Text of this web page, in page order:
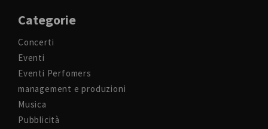
Categorie
Concerti
Eventi
Eventi Perfomers
management e produzioni
Musica
Pubblicità